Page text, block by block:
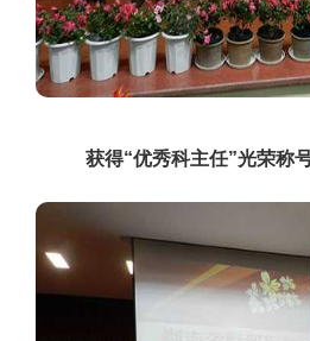
获得“优秀科主任”光荣称